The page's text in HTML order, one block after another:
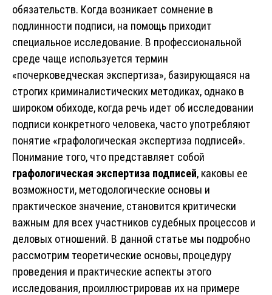
обязательств. Когда возникает сомнение в
подлинности подписи, на помощь приходит
специальное исследование. В профессиональной
среде чаще используется термин
«почерковедческая экспертиза», базирующаяся на
строгих криминалистических методиках, однако в
широком обиходе, когда речь идет об исследовании
подписи конкретного человека, часто употребляют
понятие «графологическая экспертиза подписей».
Понимание того, что представляет собой
графологическая экспертиза подписей, каковы ее
возможности, методологические основы и
практическое значение, становится критически
важным для всех участников судебных процессов и
деловых отношений. В данной статье мы подробно
рассмотрим теоретические основы, процедуру
проведения и практические аспекты этого
исследования, проиллюстрировав их на примере